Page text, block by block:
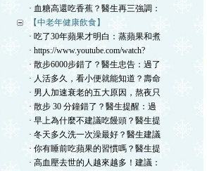
· 血糖高還吃香蕉？醫生再三強調：
【中老年健康飲食】
· 吃了30年蘋果才明白：蒸蘋果和煮
· https://www.youtube.com/watch?
· 散步6000步錯了？醫生忠告：過了
· 人活多久，看小便就能知道？壽命
· 男人加速衰老的五大原因，熬夜只
· 散步 30 分鐘錯了？醫生提醒：過
· 早上為什麼不建議吃饅頭？醫生提
· 冬天多久洗一次澡最好？醫生建議
· 你有睡前吃蘋果的習慣嗎？醫生提
· 高血壓去世的人越來越多！建議：